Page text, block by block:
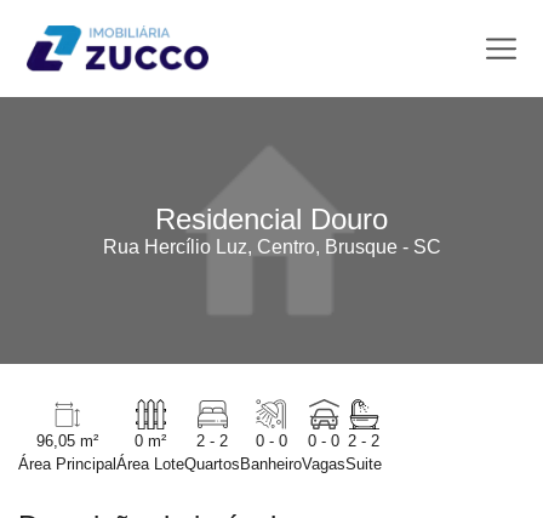
Residencial Douro
Rua Hercílio Luz, Centro, Brusque - SC
96,05 m²
Área Principal
0 m²
Área Lote
2 - 2
Quartos
0 - 0
Banheiro
0 - 0
Vagas
2 - 2
Suite